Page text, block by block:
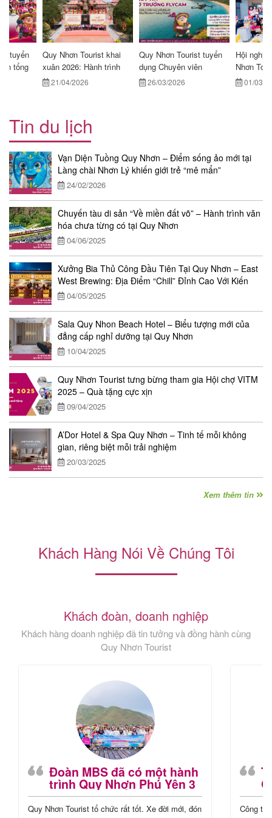
tỉnh Gia Lai năm 2026 10/07/2026
năng 08/06/2026
20/05/2026
lượng mới 21/04/2026
26/03/2026
trưởng bền vững 01/03/2026
tuyển
tổng
Quy Nhơn Tourist khai
xuân 2026: Hành trình
kính lễ đầu năm – Khơi
21/04/2026
Quy Nhơn Tourist tuyển
dụng Chuyên viên
Marketing biết sử dụng
26/03/2026
Hội nghị
Nhơn
Gắn kết
01/03/
Tin du lịch
Vạn Diện Tuồng Quy Nhơn – Điểm sống ảo mới tại
Làng chài Nhơn Lý khiến giới trẻ “mê mẩn”
24/02/2026
Chuyến tàu di sản “Về miền đất võ” – Hành trình văn
hóa chưa từng có tại Quy Nhơn
04/06/2025
Xưởng Bia Thủ Công Đầu Tiên Tại Quy Nhơn – East
West Brewing: Địa Điểm “Chill” Đỉnh Cao Với Kiến
Trúc Độc Đáo
04/05/2025
Sala Quy Nhon Beach Hotel – Biểu tượng mới của
đẳng cấp nghỉ dưỡng tại Quy Nhơn
10/04/2025
Quy Nhơn Tourist tưng bừng tham gia Hội chợ VITM
2025 – Quà tặng cực xịn
09/04/2025
A’Dor Hotel & Spa Quy Nhơn – Tinh tế mỗi không
gian, riêng biệt mỗi trải nghiệm
20/03/2025
Xem thêm tin
Khách Hàng Nói Về Chúng Tôi
Khách đoàn, doanh nghiệp
Khách hàng doanh nghiệp đã tin tưởng và đồng hành cùng
Quy Nhơn Tourist
Đoàn MBS đã có một hành
trình Quy Nhơn Phú Yên 3
ngày 2 đêm rất trọn vẹn,
đáng nhớ
Quy Nhơn Tourist tổ chức rất tốt. Xe đời mới, đón
Công ty